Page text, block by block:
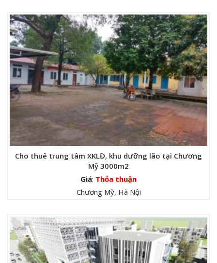
Cho thuê trung tâm XKLĐ, khu dưỡng lão tại Chương
Mỹ 3000m2
Giá: Thỏa thuận
Chương Mỹ, Hà Nội